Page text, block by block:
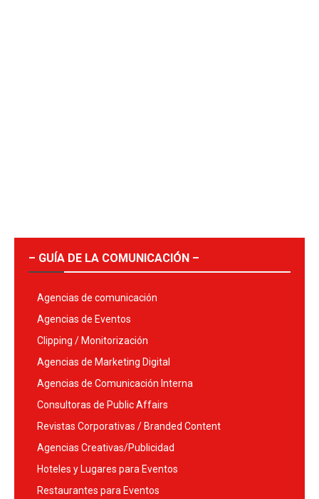
– GUÍA DE LA COMUNICACIÓN –
Agencias de comunicación
Agencias de Eventos
Clipping / Monitorización
Agencias de Marketing Digital
Agencias de Comunicación Interna
Consultoras de Public Affairs
Revistas Corporativas / Branded Content
Agencias Creativas/Publicidad
Hoteles y Lugares para Eventos
Restaurantes para Eventos